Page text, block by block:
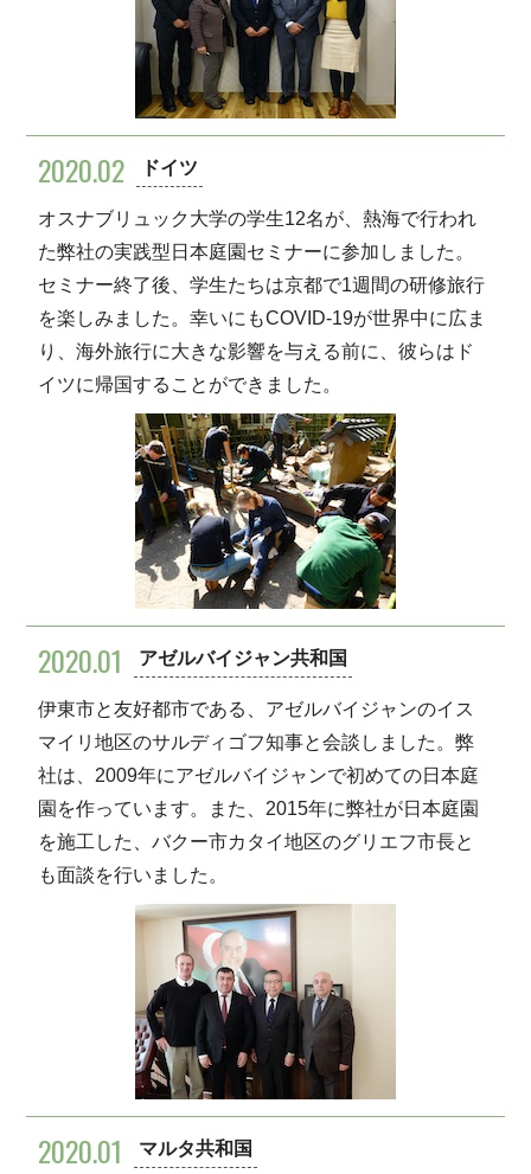
2020.02 ドイツ
オスナブリュック大学の学生12名が、熱海で行われ
た弊社の実践型日本庭園セミナーに参加しました。
セミナー終了後、学生たちは京都で1週間の研修旅行
を楽しみました。幸いにもCOVID-19が世界中に広ま
り、海外旅行に大きな影響を与える前に、彼らはド
イツに帰国することができました。
2020.01 アゼルバイジャン共和国
伊東市と友好都市である、アゼルバイジャンのイス
マイリ地区のサルディゴフ知事と会談しました。弊
社は、2009年にアゼルバイジャンで初めての日本庭
園を作っています。また、2015年に弊社が日本庭園
を施工した、バクー市カタイ地区のグリエフ市長と
も面談を行いました。
2020.01 マルタ共和国